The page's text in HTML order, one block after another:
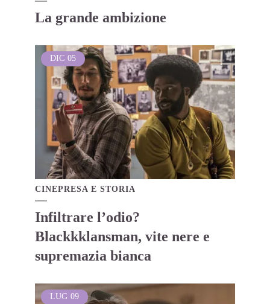
La grande ambizione
DIC 05
CINEPRESA E STORIA
Infiltrare l’odio?
Blackkklansman, vite nere e
supremazia bianca
LUG 09